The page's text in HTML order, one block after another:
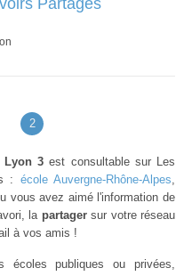
Partagés
2
Lyon 3 est consultable sur Les
: école Auvergne-Rhône-Alpes,
vous avez aimé l'information de
la partagersur votre réseau
à vos amis !
écoles publiques ou privées,